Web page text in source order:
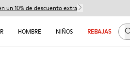
un 10% de descuento extra
HOMBRE NIÑOS REBAJAS